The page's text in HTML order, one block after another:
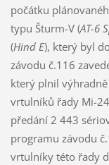
počátku
typu Šturm-V (AT-6
(Hind E), který byl
závodu č.116
který plnil
vrtulníků řady Mi-
předání 2 443
programu závodu
vrtulníky této řady